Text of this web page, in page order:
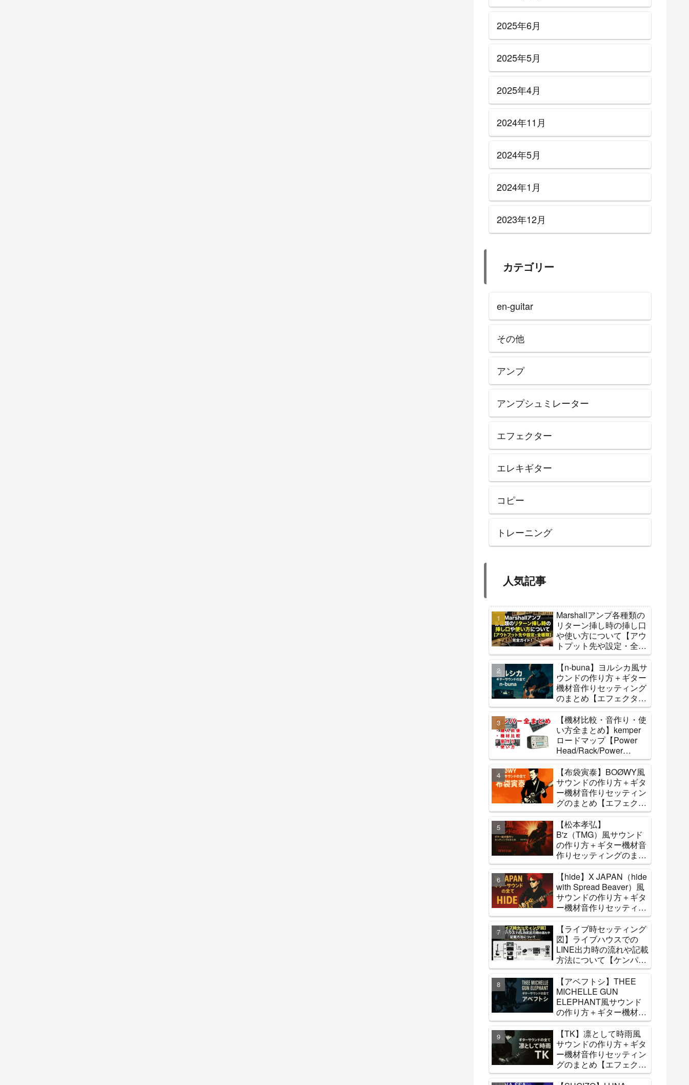
2025年6月
2025年5月
2025年4月
2024年11月
2024年5月
2024年1月
2023年12月
カテゴリー
en-guitar
その他
アンプ
アンプシュミレーター
エフェクター
エレキギター
コピー
トレーニング
人気記事
Marshallアンプ各種類の
リターン挿し時の挿し口
や使い方について【アウ
トプット先や設定・全種
類】
【n-buna】ヨルシカ風サ
ウンドの作り方＋ギター
機材音作りセッティング
のまとめ【エフェクタ
ー・アンプ】
【機材比較・音作り・使
い方全まとめ】kemper
ロードマップ【Power
Head/Rack/Power
Rack/stage】
【布袋寅泰】BOØWY風
サウンドの作り方＋ギタ
ー機材音作りセッティン
グのまとめ【エフェクタ
ー・アンプ】
【松本孝弘】
B'z（TMG）風サウンド
の作り方＋ギター機材音
作りセッティングのまと
め【エフェクター・アン
プ】
【hide】X JAPAN（hide
with Spread Beaver）風
サウンドの作り方＋ギタ
ー機材音作りセッティン
グのまとめ【エフェクタ
ー・アンプ】【コピーバ
ンドへ参考】
【ライブ時セッティング
図】ライブハウスでの
LINE出力時の流れや記載
方法について【ケンパ
ー・フラクタル・hx
stomp・Quad Cortexな
ど】
【アベフトシ】THEE
MICHELLE GUN
ELEPHANT風サウンド
の作り方＋ギター機材音
作りセッティングのまと
め【エフェクター・アン
プ】
【TK】凛として時雨風
サウンドの作り方＋ギタ
ー機材音作りセッティン
グのまとめ【エフェクタ
ー・アンプ】